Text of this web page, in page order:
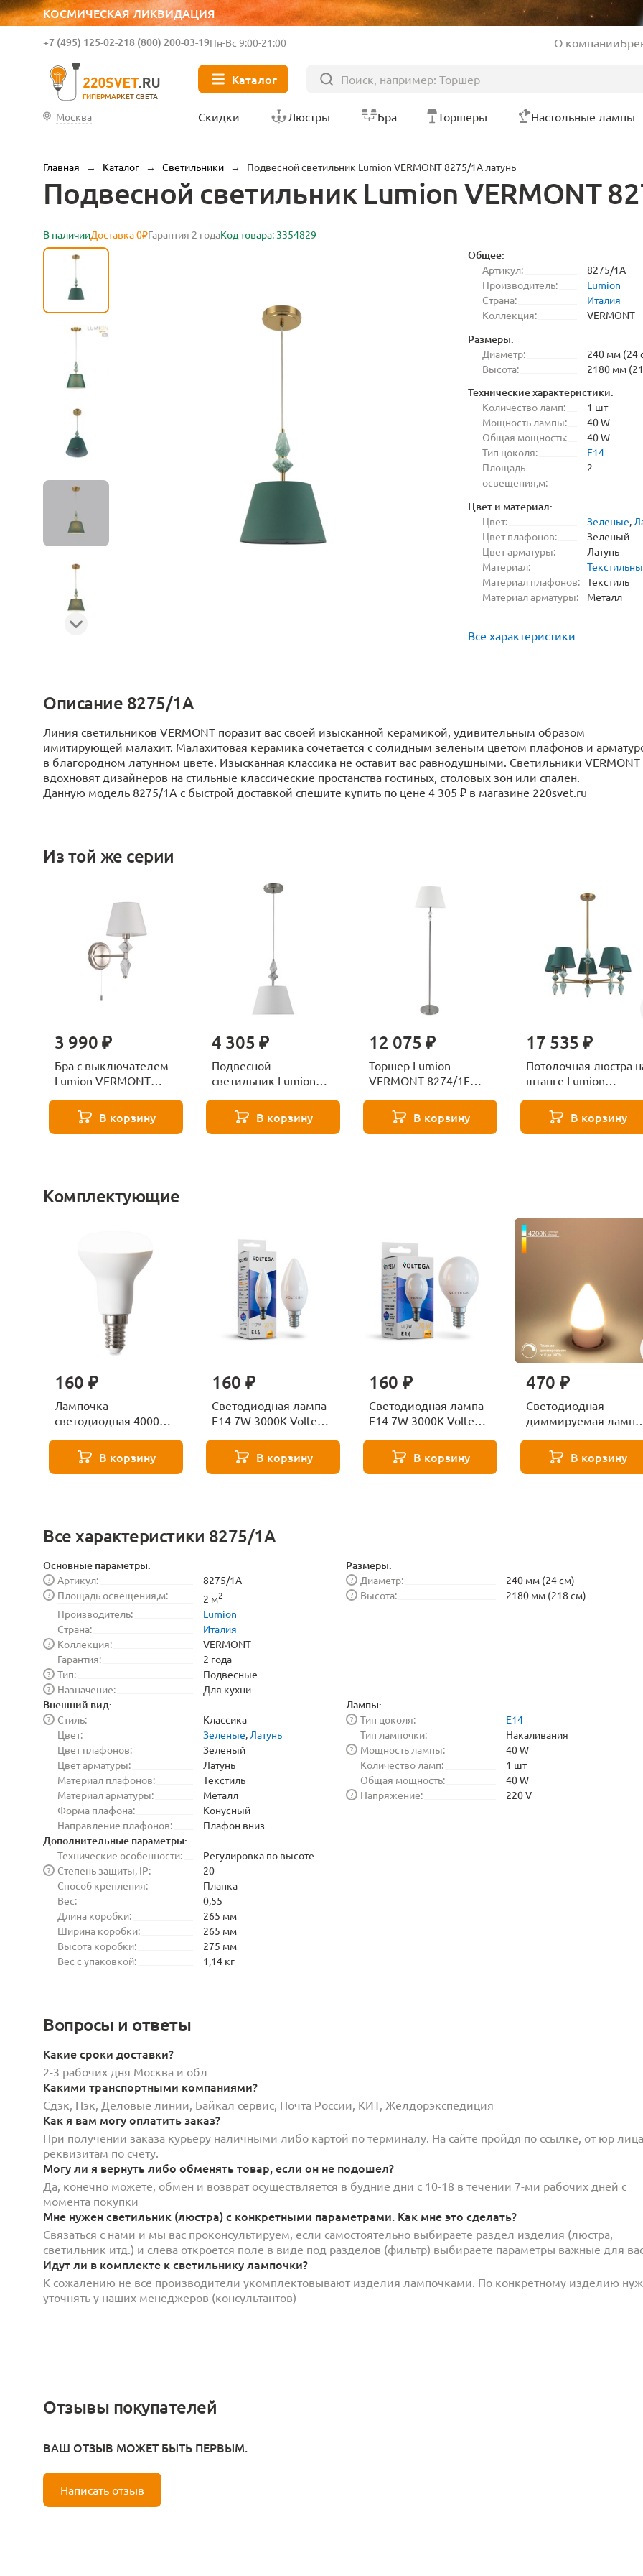
КОСМИЧЕСКАЯ ЛИКВИДАЦИЯ
ГИПЕРМАРКЕТ СВЕТА
+7 (495) 125-02-218 (800) 200-03-19Пн-Вс 9:00-21:00 О компании
Каталог
Москва Скидки Люстры Бра Торшеры Настольные лампы
Главная → Каталог → Светильники → Подвесной светильник Lumion VERMONT 8275/1A латунь
Подвесной светильник Lumion VERMONT
В наличииДоставка 0₽Гарантия 2 годаКод товара: 3354829
Общее:
Артикул:
8275/1A
Производитель:
Lumion
Страна:
Италия
Коллекция:
VERMONT
Размеры:
Диаметр:
240 мм (24
Высота:
2180 мм
Технические характеристики:
Количество ламп:
1 шт
Мощность лампы:
40 W
Общая мощность:
40 W
Тип цоколя:
E14
Площадь
освещения,м:
2
Цвет и материал:
Цвет: Зеленые,
Цвет плафонов:
Зеленый
Цвет арматуры:
Латунь
Материал:
Материал плафонов: Текстиль
Материал арматуры:
Металл
Все характеристики
Описание 8275/1A
Линия светильников VERMONT поразит вас своей изысканной керамикой, удивительным образом
имитирующей малахит. Малахитовая керамика сочетается с солидным зеленым цветом плафонов и
в благородном латунном цвете. Изысканная классика не оставит вас равнодушными. Светильники VERMONT
вдохновят дизайнеров на стильные классические простанства гостиных, столовых зон или спален.
Данную модель 8275/1A с быстрой доставкой спешите купить по цене 4 305 ₽ в магазине 220svet.ru
Из той же серии
3 990 ₽
Бра с выключателем
Lumion VERMONT
В корзину
4 305 ₽
Подвесной
светильник Lumion
никель В корзину
12 075 ₽
Торшер Lumion
VERMONT 8274/1F
В корзину
17 535 ₽
Потолочная люстра
штанге Lumion
латунь
В корзину
Комплектующие
160 ₽
Лампочка
светодиодная 4000К
271 8585В корзину
160 ₽
Светодиодная лампа
E14 7W 3000K Voltega
В корзину
160 ₽
Светодиодная лампа
E14 7W 3000K Voltega
В корзину
470 ₽
Светодиодная
диммируемая лампа
Elektrostandard
BLE1448
В корзину
Все характеристики 8275/1A
Основные параметры:
Артикул:
?
8275/1A
Площадь освещения,м:
? 2 м2
Производитель:
Lumion
Страна:
Италия
Коллекция:
?
VERMONT
Гарантия:
2 года
Тип:
?
Подвесные
Назначение:
? Для кухни
Размеры:
Диаметр:
?
240 мм (24 см)
Высота:
? 2180 мм (218 см)
Внешний вид:
Стиль:
?
Классика
Цвет:
Зеленые, Латунь
Цвет плафонов:
Зеленый
Цвет арматуры:
Латунь
Материал плафонов:
Текстиль
Материал арматуры:
Металл
Форма плафона:
Конусный
Направление плафонов:
Плафон вниз
Лампы:
Тип цоколя:
?
E14
Тип лампочки:
Накаливания
Мощность лампы:
?
40 W
Количество ламп:
1 шт
Общая мощность:
40 W
Напряжение:
? 220 V
Дополнительные параметры:
Технические особенности:
Регулировка по высоте
Степень защиты, IP:
?
20
Способ крепления:
Планка
Вес:
0,55
Длина коробки:
265 мм
Ширина коробки:
265 мм
Высота коробки:
275 мм
Вес с упаковкой:
1,14 кг
Вопросы и ответы
Какие сроки доставки?
2-3 рабочих дня Москва и обл
Какими транспортными компаниями?
Сдэк, Пэк, Деловые линии, Байкал сервис, Почта России, КИТ, Желдорэкспедиция
Как я вам могу оплатить заказ?
При получении заказа курьеру наличными либо картой по терминалу. На сайте пройдя по ссылке, от юр
реквизитам по счету.
Могу ли я вернуть либо обменять товар, если он не подошел?
Да, конечно можете, обмен и возврат осуществляется в будние дни с 10-18 в течении 7-ми рабочих дней с
момента покупки
Мне нужен светильник (люстра) с конкретными параметрами. Как мне это сделать?
Связаться с нами и мы вас проконсультируем, если самостоятельно выбираете раздел изделия (люстра,
светильник итд.) и слева откроется поле в виде под разделов (фильтр) выбираете параметры важные для
Идут ли в комплекте к светильнику лампочки?
К сожалению не все производители укомплектовывают изделия лампочками. По конкретному изделию
уточнять у наших менеджеров (консультантов)
Отзывы покупателей
ВАШ ОТЗЫВ МОЖЕТ БЫТЬ ПЕРВЫМ.
Написать отзыв